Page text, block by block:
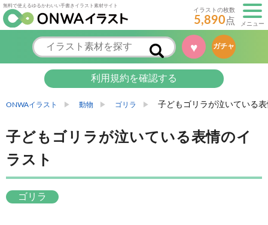
無料で使えるゆるかわいい手書きイラスト素材サイト
イラストの枚数
5,890点 メニュー
♥ ガチャ
利用規約を確認する
ONWAイラスト 動物 ゴリラ 子どもゴリラが泣いている
子どもゴリラが泣いている表情のイ
ラスト
ゴリラ